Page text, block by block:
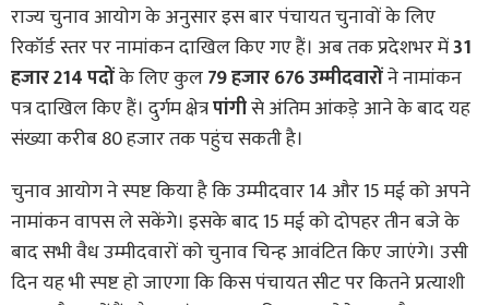
राज्य चुनाव आयोग के अनुसार इस बार पंचायत चुनावों के लिए
रिकॉर्ड स्तर पर नामांकन दाखिल किए गए हैं। अब तक प्रदेशभर में31
हजार 214 पदोंके लिए कुल79 हजार 676 उम्मीदवारोंने नामांकन
पत्र दाखिल किए हैं। दुर्गम क्षेत्रपांगीसे अंतिम आंकड़े आने के बाद यह
संख्या करीब 80 हजार तक पहुंच सकती है।
चुनाव आयोग ने स्पष्ट किया है कि उम्मीदवार 14 और 15 मई को अपने
नामांकन वापस ले सकेंगे। इसके बाद 15 मई को दोपहर तीन बजे के
बाद सभी वैध उम्मीदवारों को चुनाव चिन्ह आवंटित किए जाएंगे। उसी
दिन यह भी स्पष्ट हो जाएगा कि किस पंचायत सीट पर कितने प्रत्याशी